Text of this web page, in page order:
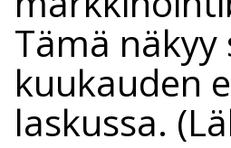
Tämä
kuukauden
laskussa.